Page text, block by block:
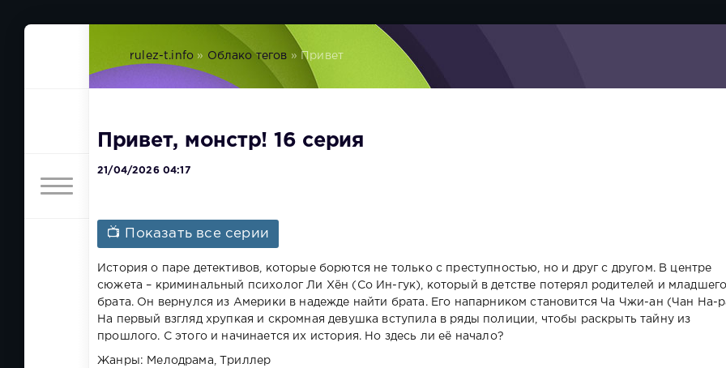
rulez-t.info » Облако тегов » Привет
Привет, монстр! 16 серия
21/04/2026 04:17
📺 Показать все серии
История о паре детективов, которые борются не только с преступностью, но и друг с другом. В центре
сюжета – криминальный психолог Ли Хён (Со Ин-гук), который в детстве потерял родителей и
брата. Он вернулся из Америки в надежде найти брата. Его напарником становится Ча Чжи-ан (Чан На-
На первый взгляд хрупкая и скромная девушка вступила в ряды полиции, чтобы раскрыть тайну из
прошлого. С этого и начинается их история. Но здесь ли её начало?
Жанры: Мелодрама, Триллер